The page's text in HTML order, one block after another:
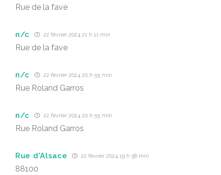
Rue de la fave
n/c 22 février 2024 21 h 11 min
Rue de la fave
n/c 22 février 2024 20 h 55 min
Rue Roland Garros
n/c 22 février 2024 20 h 55 min
Rue Roland Garros
Rue d'Alsace 22 février 2024 19 h 58 min
88100